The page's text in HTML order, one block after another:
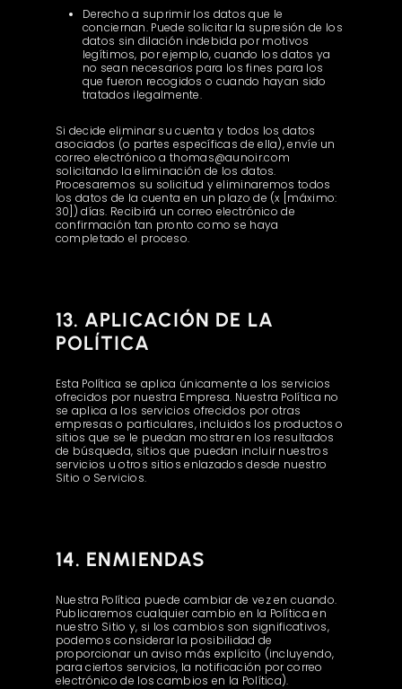
Derecho a suprimir los datos que le
conciernan. Puede solicitar la supresión de los
datos sin dilación indebida por motivos
legítimos, por ejemplo, cuando los datos ya
no sean necesarios para los fines para los
que fueron recogidos o cuando hayan sido
tratados ilegalmente.
Si decide eliminar su cuenta y todos los datos
asociados (o partes específicas de ella), envíe un
correo electrónico a thomas@aunoir.com
solicitando la eliminación de los datos.
Procesaremos su solicitud y eliminaremos todos
los datos de la cuenta en un plazo de (x [máximo:
30]) días. Recibirá un correo electrónico de
confirmación tan pronto como se haya
completado el proceso.
13. APLICACIÓN DE LA
POLÍTICA
Esta Política se aplica únicamente a los servicios
ofrecidos por nuestra Empresa. Nuestra Política no
se aplica a los servicios ofrecidos por otras
empresas o particulares, incluidos los productos o
sitios que se le puedan mostrar en los resultados
de búsqueda, sitios que puedan incluir nuestros
servicios u otros sitios enlazados desde nuestro
Sitio o Servicios.
14. ENMIENDAS
Nuestra Política puede cambiar de vez en cuando.
Publicaremos cualquier cambio en la Política en
nuestro Sitio y, si los cambios son significativos,
podemos considerar la posibilidad de
proporcionar un aviso más explícito (incluyendo,
para ciertos servicios, la notificación por correo
electrónico de los cambios en la Política).